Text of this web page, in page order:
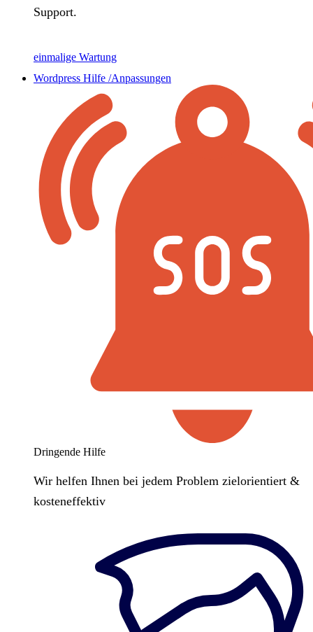
Support.
einmalige Wartung
Wordpress Hilfe /Anpassungen
Dringende Hilfe
Wir helfen Ihnen bei jedem Problem zielorientiert &
kosteneffektiv